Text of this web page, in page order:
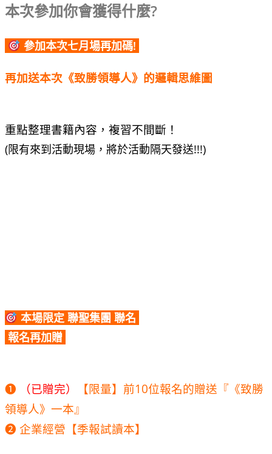
本次參加你會獲得什麼?
參加本次七月場再加碼!
再加送本次《致勝領導人》的邏輯思維圖
重點整理書籍內容，複習不間斷！
(限有來到活動現場，將於活動隔天發送!!!)
本場限定 聯聖集團 聯名
報名再加贈
❶ （已贈完）
【限量】前10位報名的贈送『《致勝
領導人》一本』
❷ 企業經營【季報試讀本】